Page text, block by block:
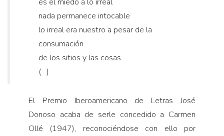
nada permanece intocable
lo irreal era nuestro a pesar de la
consumación
de los sitios y las cosas.
(…)
El Premio Iberoamericano de Letras José
Donoso acaba de serle concedido a Carmen
Ollé (1947), reconociéndose con ello por